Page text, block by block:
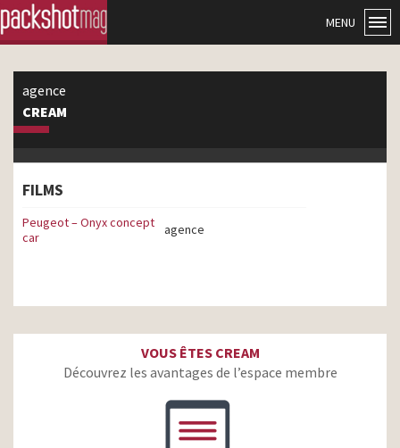
MENU
agence
CREAM
FILMS
Peugeot – Onyx concept
car
agence
VOUS ÊTES CREAM
Découvrez les avantages de l’espace membre